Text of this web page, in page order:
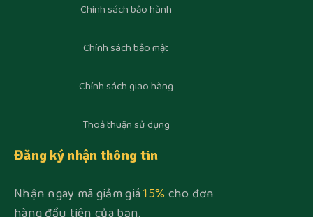
Chính sách bảo hành
Chính sách bảo mật
Chính sách giao hàng
Thoả thuận sử dụng
Đăng ký nhận thông tin
Nhận ngay mã giảm giá15%cho đơn